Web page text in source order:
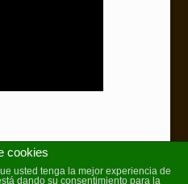
cookies
usted tenga la mejor experiencia de
dando su consentimiento para la